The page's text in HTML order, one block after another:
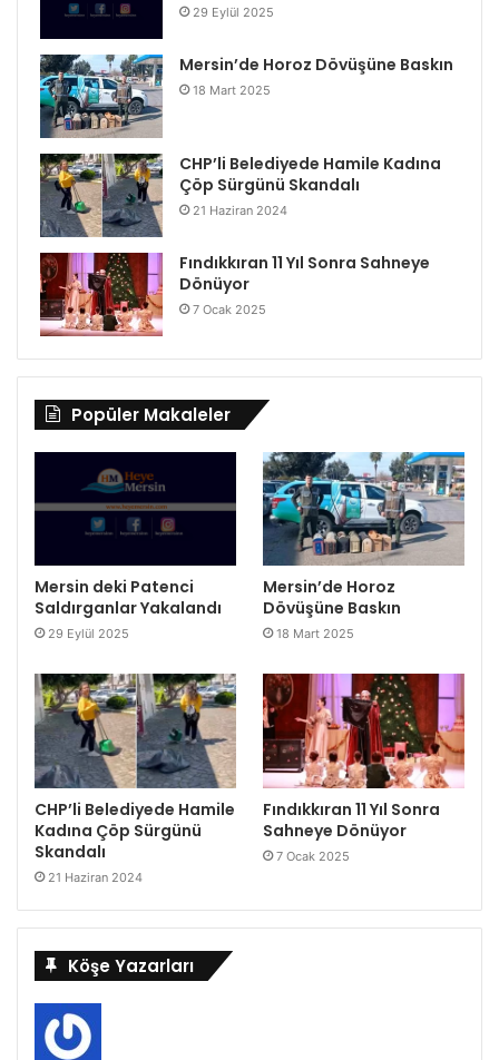
29 Eylül 2025
Mersin’de Horoz Dövüşüne Baskın
18 Mart 2025
CHP’li Belediyede Hamile Kadına
Çöp Sürgünü Skandalı
21 Haziran 2024
Fındıkkıran 11 Yıl Sonra Sahneye
Dönüyor
7 Ocak 2025
Popüler Makaleler
Mersin deki Patenci
Saldırganlar Yakalandı
29 Eylül 2025
Mersin’de Horoz
Dövüşüne Baskın
18 Mart 2025
CHP’li Belediyede Hamile
Kadına Çöp Sürgünü
Skandalı
21 Haziran 2024
Fındıkkıran 11 Yıl Sonra
Sahneye Dönüyor
7 Ocak 2025
Köşe Yazarları